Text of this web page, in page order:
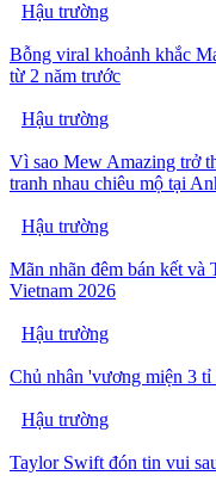
Hậu trường
Bỗng viral khoảnh khắc
từ 2 năm trước
Hậu trường
Vì sao Mew Amazing trở
tranh nhau chiêu mộ tại
Hậu trường
Mãn nhãn đêm bán kết và
Vietnam 2026
Hậu trường
Chủ nhân 'vương miện 3
Hậu trường
Taylor Swift đón tin vui